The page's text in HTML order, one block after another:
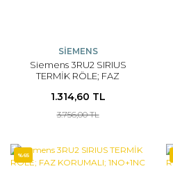
SİEMENS
Siemens 3RU2 SIRIUS
TERMİK RÖLE; FAZ
YARDIMCI KONTAKLI 1;1-
1;6A; BOY S00
1.314,60 TL
3.756,00 TL
%65